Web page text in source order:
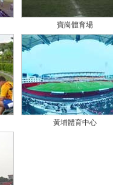
寶崗體育場
黃埔體育中心